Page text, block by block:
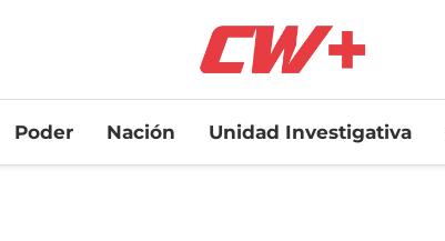
Poder Nación Unidad Investigativa